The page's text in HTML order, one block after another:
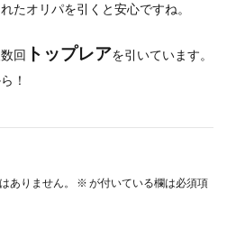
たオリパを引くと安心ですね。
回 トップレアを引いています。
！
ありません。 ※ が付いている欄は必須項